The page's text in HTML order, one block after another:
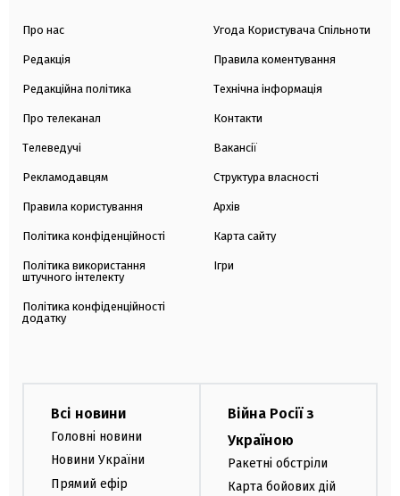
Про нас
Редакція
Редакційна політика
Про телеканал
Телеведучі
Рекламодавцям
Правила користування
Політика конфіденційності
Політика використання
штучного інтелекту
Політика конфіденційності
додатку
Угода Користувача Спільноти
Правила коментування
Технічна інформація
Контакти
Вакансії
Структура власності
Архів
Карта сайту
Ігри
Всі новини
Головні новини
Новини України
Прямий ефір
Війна Росії з
Україною
Ракетні обстріли
Карта бойових дій